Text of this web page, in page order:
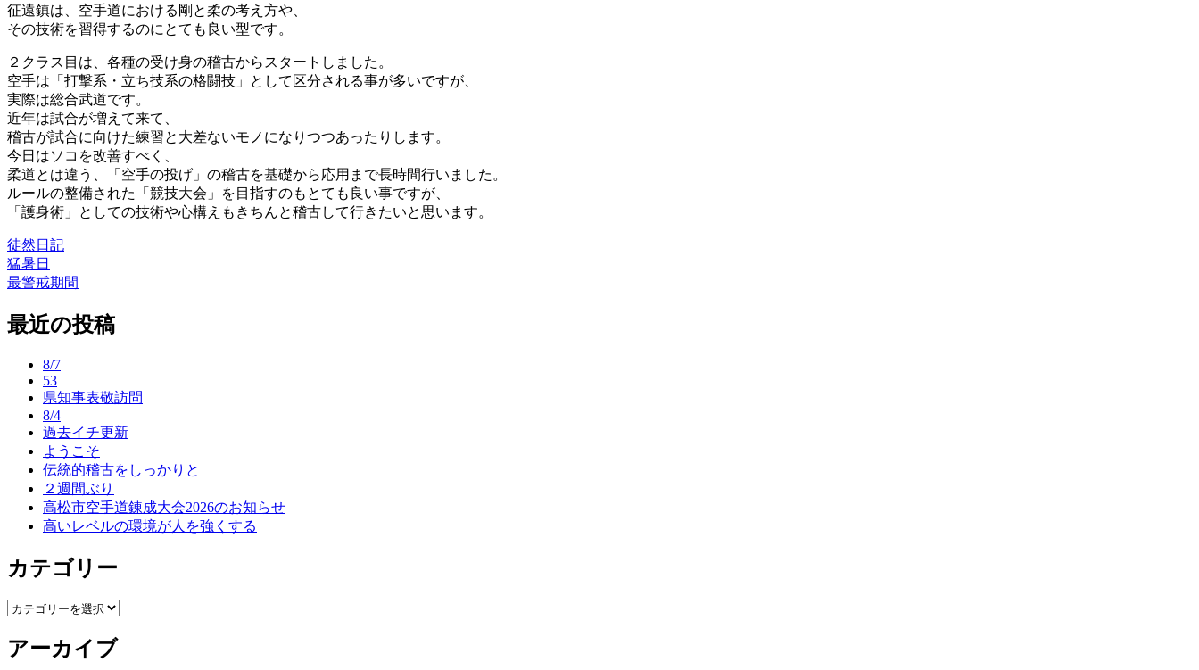
征遠鎮は、空手道における剛と柔の考え方や、
その技術を習得するのにとても良い型です。
２クラス目は、各種の受け身の稽古からスタートしました。
空手は「打撃系・立ち技系の格闘技」として区分される事が多いですが、
実際は総合武道です。
近年は試合が増えて来て、
稽古が試合に向けた練習と大差ないモノになりつつあったりします。
今日はソコを改善すべく、
柔道とは違う、「空手の投げ」の稽古を基礎から応用まで長時間行いました。
ルールの整備された「競技大会」を目指すのもとても良い事ですが、
「護身術」としての技術や心構えもきちんと稽古して行きたいと思います。
徒然日記
投
稿
ナ
猛暑日
最警戒期間
最近の投稿
8/7
53
県知事表敬訪問
8/4
過去イチ更新
ようこそ
伝統的稽古をしっかりと
２週間ぶり
高松市空手道錬成大会2026のお知らせ
高いレベルの環境が人を強くする
カテゴリー
カ
ゴ
アーカイブ